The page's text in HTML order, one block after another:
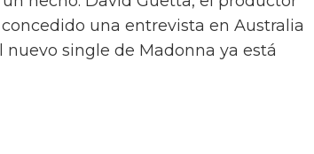
una entrevista en Australia
single de Madonna ya está